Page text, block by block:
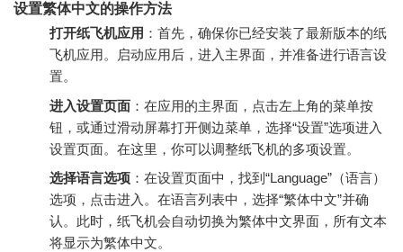
设置繁体中文的操作方法
打开纸飞机应用 ：首先，确保你已经安装了最新版本的纸
飞机应用。启动应用后，进入主界面，并准备进行语言设
置。
进入设置页面 ：在应用的主界面，点击左上角的菜单按
钮，或通过滑动屏幕打开侧边菜单，选择“设置”选项进入
设置页面。在这里，你可以调整纸飞机的多项设置。
选择语言选项 ：在设置页面中，找到“Language”（语言）
选项，点击进入。在语言列表中，选择“繁体中文”并确
认。此时，纸飞机会自动切换为繁体中文界面，所有文本
将显示为繁体中文。